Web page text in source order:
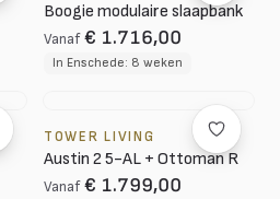
Boogie modulaire slaapbank
Vanaf € 1.716,00
In Enschede: 8 weken
TOWER LIVING
Austin 2 5-AL + Ottoman R
Vanaf € 1.799,00